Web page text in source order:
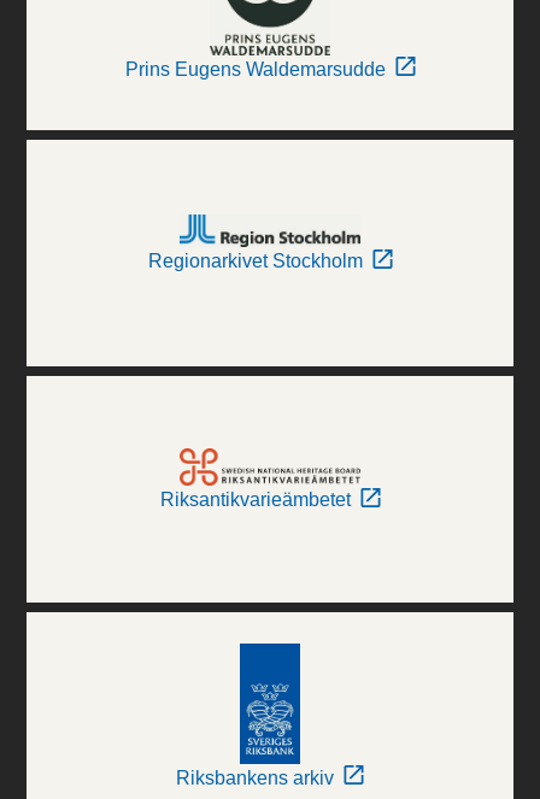
Prins Eugens Waldemarsudde
Regionarkivet Stockholm
Riksantikvarieämbetet
Riksbankens arkiv